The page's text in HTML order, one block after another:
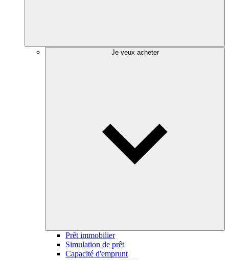
Je veux acheter
Prêt immobilier
Simulation de prêt
Capacité d'emprunt